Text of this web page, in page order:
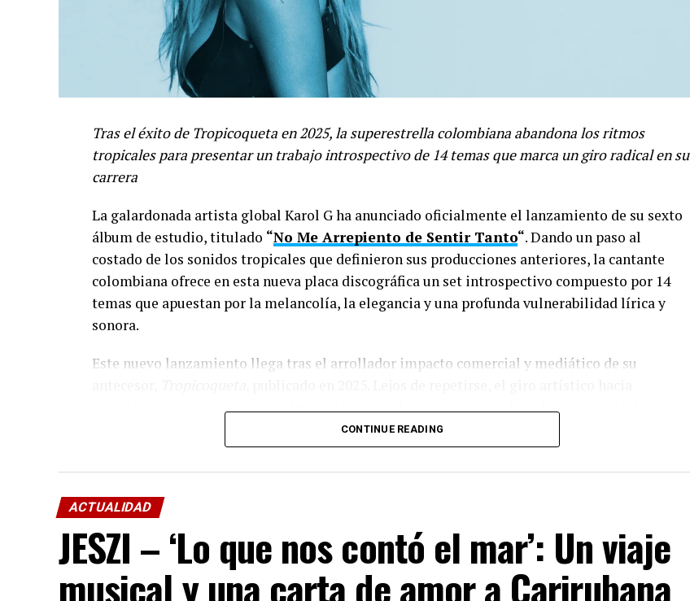
Tras el éxito de Tropicoqueta en 2025, la superestrella colombiana abandona los ritmos
tropicales para presentar un trabajo introspectivo de 14 temas que marca un giro radical en su
carrera
La galardonada artista global Karol G ha anunciado oficialmente el lanzamiento de su sexto
álbum de estudio, titulado “No Me Arrepiento de Sentir Tanto“. Dando un paso al
costado de los sonidos tropicales que definieron sus producciones anteriores, la cantante
colombiana ofrece en esta nueva placa discográfica un set introspectivo compuesto por 14
temas que apuestan por la melancolía, la elegancia y una profunda vulnerabilidad lírica y
sonora.
Este nuevo lanzamiento llega tras el arrollador impacto comercial y mediático de su
atmósferas más pausadas e intimistas ha tomado por sorpresa a la industria musical y a sus
Un repertorio de colaboraciones estelares
El álbum destaca no solo por su exploración conceptual, sino por un cartel de colaboraciones
internacionales que cruza géneros y fronteras culturales:
“Ahí” , una colaboración clave que cuenta con la participación del rapero canadienseDrake
CONTINUE READING
ACTUALIDAD
JESZI – ‘Lo que nos contó el mar’: Un viaje
musical y una carta de amor a Carirubana